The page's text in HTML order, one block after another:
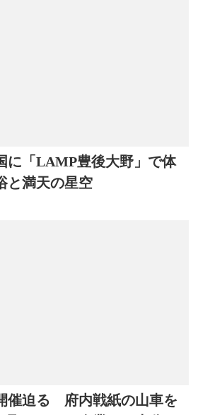
に「LAMP豊後大野」で体
と満天の星空
催迫る 府内戦紙の山車を